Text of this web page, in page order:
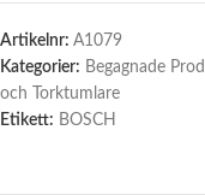
Artikelnr: A1079
Kategorier: Begagnade
och Torktumlare
Etikett: BOSCH